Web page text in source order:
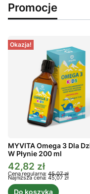
Promocje
Okazja!
MYVITA Omega 3 Dla
W Płynie 200 ml
Cena promocyjna
42,82 zł
Cena regularna: 45,07 zł
Najniższa cena: 45,07 zł
Do koszyka